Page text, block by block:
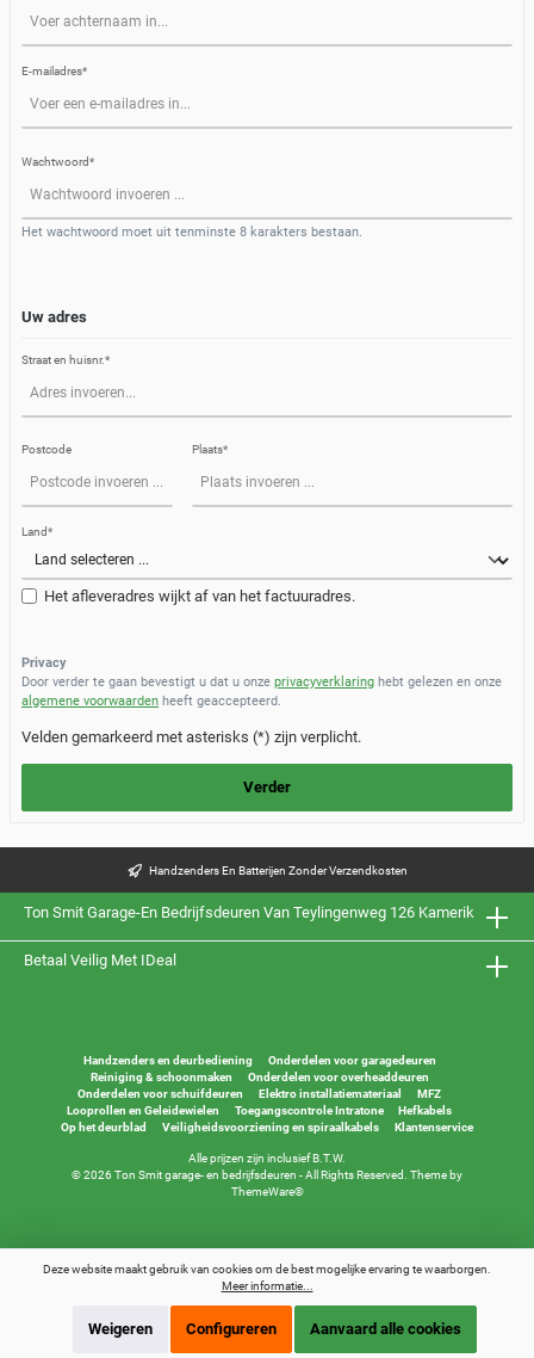
E-mailadres*
Wachtwoord*
Het wachtwoord moet uit tenminste 8 karakters bestaan.
Uw adres
Straat en huisnr.*
Postcode Plaats*
Land*
Het afleveradres wijkt af van het factuuradres.
Privacy
Door verder te gaan bevestigt u dat u onze privacyverklaring hebt gelezen en onze
algemene voorwaarden heeft geaccepteerd.
Velden gemarkeerd met asterisks (*) zijn verplicht.
Verder
Handzenders En Batterijen Zonder Verzendkosten
Ton Smit Garage-En Bedrijfsdeuren Van Teylingenweg 126 Kamerik
Betaal Veilig Met IDeal
Handzenders en deurbediening
Onderdelen voor garagedeuren
Reiniging & schoonmaken
Onderdelen voor overheaddeuren
Onderdelen voor schuifdeuren
Elektro installatiemateriaal
MFZ
Looprollen en Geleidewielen
Toegangscontrole Intratone
Hefkabels
Op het deurblad
Veiligheidsvoorziening en spiraalkabels Klantenservice
Alle prijzen zijn inclusief B.T.W.
© 2026 Ton Smit garage- en bedrijfsdeuren - All Rights Reserved. Theme by
ThemeWare®
Deze website maakt gebruik van cookies om de best mogelijke ervaring te waarborgen.
Meer informatie...
Weigeren Configureren Aanvaard alle cookies